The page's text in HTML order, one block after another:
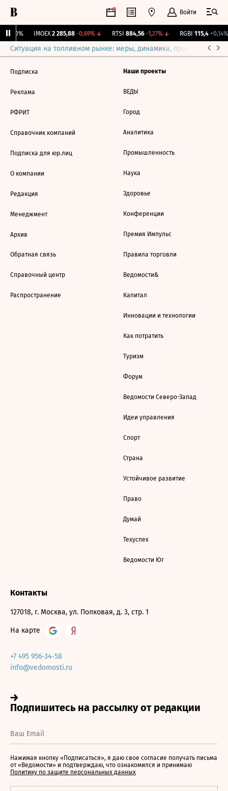
Войти
0% IMOEX 2 285,88 -0,69%↓ RTSI 884,56 -1,27%↓ RGBI 115,4 +0,14%
Ситуация на топливном рынке: меры, динамика, прогнозы
Подписка
Реклама
РФРИТ
Справочник компаний
Подписка для юр.лиц
О компании
Редакция
Менеджмент
Архив
Обратная связь
Справочный центр
Распространение
Наши проекты
ВЕДЫ
Город
Аналитика
Промышленность
Наука
Здоровье
Конференции
Премия Импульс
Правила торговли
Ведомости&
Капитал
Инновации и технологии
Как потратить
Туризм
Форум
Ведомости Северо-Запад
Идеи управления
Спорт
Страна
Устойчивое развитие
Право
Думай
Техуспех
Ведомости Юг
Контакты
127018, г. Москва, ул. Полковая, д. 3, стр. 1
На карте
+7 495 956-34-58
info@vedomosti.ru
Нажимая кнопку «Подписаться», я даю свое согласие получать письма
от «Ведомости» и подтверждаю, что ознакомился и принимаю
Политику по защите персональных данных